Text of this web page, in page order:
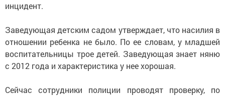
инцидент.
Заведующая детским садом утверждает, что насилия в
отношении ребенка не было. По ее словам, у младшей
воспитательницы трое детей. Заведующая знает няню
с 2012 года и характеристика у нее хорошая.
Сейчас сотрудники полиции проводят проверку, по